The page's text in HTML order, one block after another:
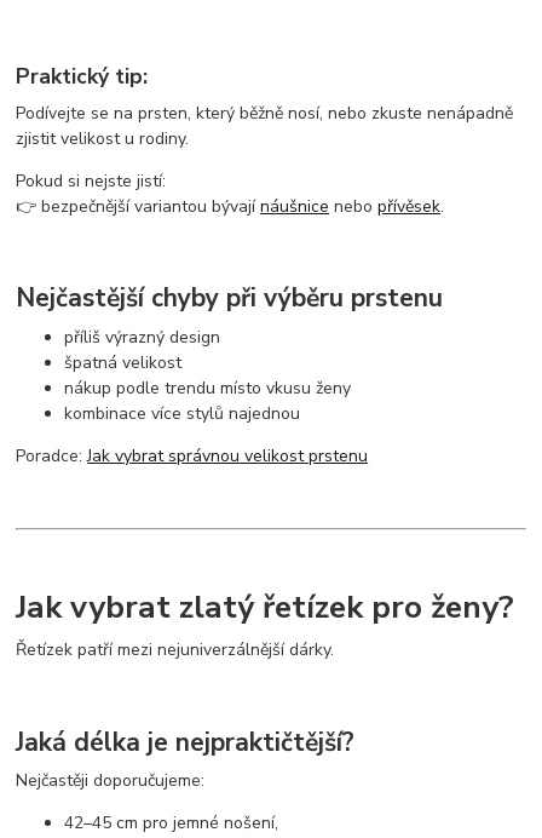
Praktický tip:
Podívejte se na prsten, který běžně nosí, nebo zkuste nenápadně
zjistit velikost u rodiny.
Pokud si nejste jistí:
👉 bezpečnější variantou bývajínáušnice nebopřívěsek.
Nejčastější chyby při výběru prstenu
příliš výrazný design
špatná velikost
nákup podle trendu místo vkusu ženy
kombinace více stylů najednou
Poradce:Jak vybrat správnou velikost prstenu
Jak vybrat zlatý řetízek pro ženy?
Řetízek patří mezi nejuniverzálnější dárky.
Jaká délka je nejpraktičtější?
Nejčastěji doporučujeme:
42–45 cm pro jemné nošení,